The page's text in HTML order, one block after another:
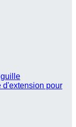
d'extension pour